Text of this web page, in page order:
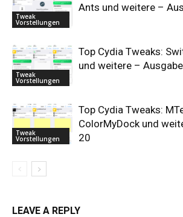
Tweak
Vorstellungen
Ants und weitere –
Tweak
Vorstellungen
Top Cydia Tweaks:
und weitere –
Tweak
Vorstellungen
Top Cydia Tweaks:
ColorMyDock und
20
LEAVE A REPLY